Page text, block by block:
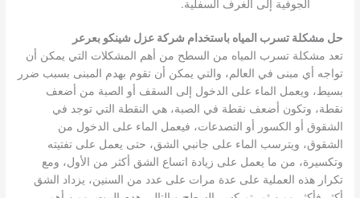
الجوفية إلى الغرف السفلية.
حل مشكلة تسرب المياه باستخدام شركة عزل شينكو بعرعر
تعد مشكلة تسرب المياه من السطح من أهم المشكلات التي يمكن أن
تواجه أي مبنى في العالم، والتي يمكن أن تقوم بهدم المبنى بسبب ضرر
بسيط، ويعمل الماء على الدخول إلى السقف أو الصبة من أضعف
نقطة، وتكون أضعف نقطة في الصبة، هي النقطة التي توجد في
الشقوق أو الكسور أو التصدعات، فيعمل الماء على الدخول من
الشقوق، ويترسب الماء على جانبي الشق، حتى يعمل على تفتيته
وتكسيرة، من ما يعمل على زيادة اتساع الشق أكثر من الأول، ومع
تكرار هذه العملية على عدة مرات على عدد من السنين، يزداد الشق